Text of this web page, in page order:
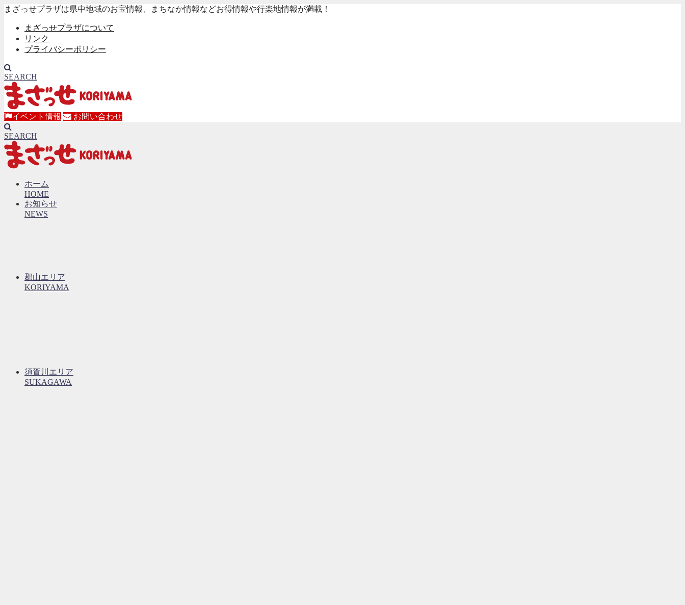
まざっせプラザは県中地域のお宝情報、まちなか情報などお得情報や行楽地情報が満載！
まざっせプラザについて
リンク
プライバシーポリシー
SEARCH
イベント情報 お問い合わせ
SEARCH
ホーム
HOME
お知らせ
NEWS
郡山エリア
KORIYAMA
須賀川エリア
SUKAGAWA